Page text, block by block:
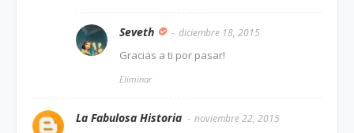
Seveth diciembre 18, 2015
Gracias a ti por pasar!
Eliminar
La Fabulosa Historia noviembre 22, 2015